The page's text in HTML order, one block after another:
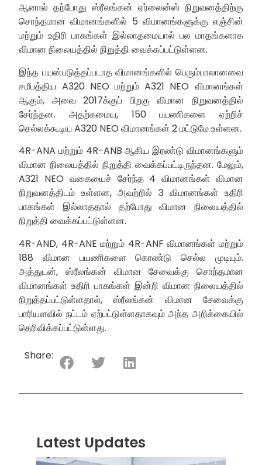
ஆனால் தற்போது ஸ்ரீலங்கன் ஏர்லைன்ஸ் நிறுவனத்திற்கு
சொந்தமான விமானங்களில் 5 விமானங்களுக்கு எஞ்சின்
மற்றும் உதிரி பாகங்கள் இல்லாதமையால் பல மாதங்களாக
விமான நிலையத்தில் நிறுத்தி வைக்கப்பட்டுள்ளன.
இந்த பயன்படுத்தப்படாத விமானங்களில் பெரும்பாலானவை
சமீபத்திய A320 NEO மற்றும் A321 NEO விமானங்கள்
ஆகும், அவை 2017க்குப் பிறகு விமான நிறுவனத்தில்
சேர்ந்தன. அதற்கமைய, 150 பயணிகளை ஏற்றிச்
செல்லக்கூடிய A320 NEO விமானங்கள் 2 மட்டுமே உள்ளன.
4R-ANA மற்றும் 4R-ANB ஆகிய இரண்டு விமானங்களும்
விமான நிலையத்தில் நிறுத்தி வைக்கப்பட்டிருந்தன. மேலும்,
A321 NEO வகையைச் சேர்ந்த 4 விமானங்கள் விமான
நிறுவனத்திடம் உள்ளன, அவற்றில் 3 விமானங்கள் உதிரி
பாகங்கள் இல்லாததால் தற்போது விமான நிலையத்தில்
நிறுத்தி வைக்கப்பட்டுள்ளன.
4R-AND, 4R-ANE மற்றும் 4R-ANF விமானங்கள் மற்றும்
188 விமான பயணிகளை கொண்டு செல்ல முடியும்.
அத்துடன், ஸ்ரீலங்கன் விமான சேவைக்கு சொந்தமான
விமானங்கள் உதிரி பாகங்கள் இன்றி விமான நிலையத்தில்
நிறுத்தப்பட்டுள்ளதால், ஸ்ரீலங்கன் விமான சேவைக்கு
பாரியளவில் நட்டம் ஏற்பட்டுள்ளதாகவும் அந்த அறிக்கையில்
தெரிவிக்கப்பட்டுள்ளது.
Share:
Latest Updates